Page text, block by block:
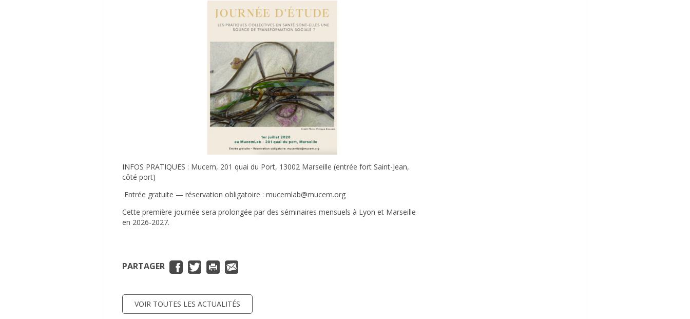
INFOS PRATIQUES : Mucem, 201 quai du Port, 13002 Marseille (entrée fort Saint-Jean,
côté port)
Entrée gratuite — réservation obligatoire : mucemlab@mucem.org
Cette première journée sera prolongée par des séminaires mensuels à Lyon et Marseille
en 2026-2027.
PARTAGER
VOIR TOUTES LES ACTUALITÉS